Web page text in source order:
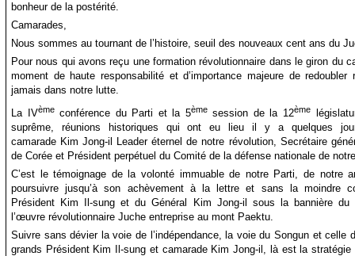
bonheur de la postérité.
Camarades,
Nous sommes au tournant de l’histoire, seuil des nouveaux cent ans du
Pour nous qui avons reçu une formation révolutionnaire dans le giron du
moment de haute responsabilité et d’importance majeure de redoubler
jamais dans notre lutte.
La IVèmeconférence du Parti et la 5èmesession de la 12ème
suprême, réunions historiques qui ont eu lieu il y a quelques
camarade Kim Jong-il Leader éternel de notre révolution, Secrétaire
de Corée et Président perpétuel du Comité de la défense nationale de
C’est le témoignage de la volonté immuable de notre Parti, de notre
poursuivre jusqu’à son achèvement à la lettre et sans la moindre
Président Kim Il-sung et du Général Kim Jong-il sous la bannière du
l’œuvre révolutionnaire Juche entreprise au mont Paektu.
Suivre sans dévier la voie de l’indépendance, la voie du Songun et celle
grands Président Kim Il-sung et camarade Kim Jong-il, là est la stratégie